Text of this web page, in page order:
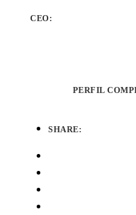
CEO:
PERFIL
SHARE: